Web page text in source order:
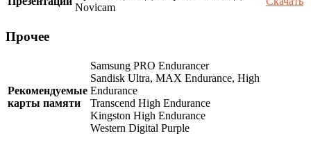
Novicam
Прочее
Рекомендуемые
карты памяти
Samsung PRO Endurancer
Sandisk Ultra, MAX Endurance, High
Endurance
Transcend High Endurance
Kingston High Endurance
Western Digital Purple